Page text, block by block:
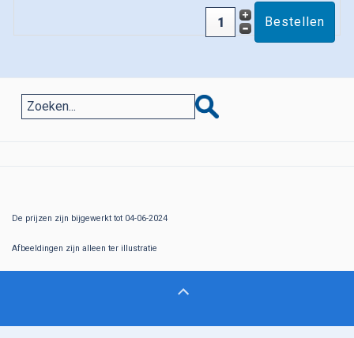
De prijzen zijn bijgewerkt tot 04-06-2024
Afbeeldingen zijn alleen ter illustratie